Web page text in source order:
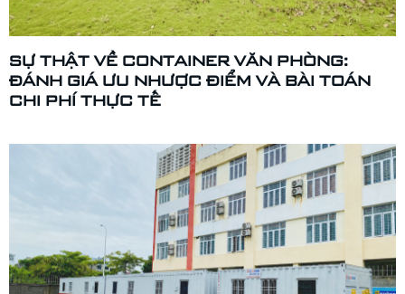
SỰ THẬT VỀ CONTAINER VĂN PHÒNG:
ĐÁNH GIÁ ƯU NHƯỢC ĐIỂM VÀ BÀI TOÁN
CHI PHÍ THỰC TẾ